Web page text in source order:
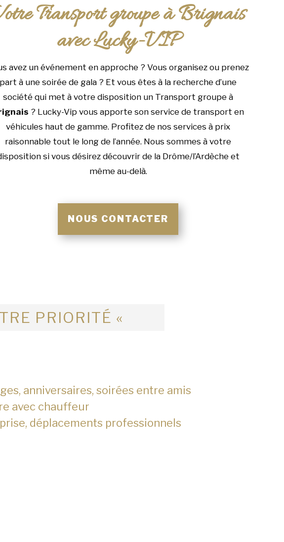
Transport groupe à Brignais
avec Lucky-VIP
avez un événement en approche ? Vous organisez ou prenez
part à une soirée de gala ? Et vous êtes à la recherche d’une
société qui met à votre disposition un Transport groupe à
? Lucky-Vip vous apporte son service de transport en
véhicules haut de gamme. Profitez de nos services à prix
raisonnable tout le long de l’année. Nous sommes à votre
si vous désirez découvrir de la Drôme/l’Ardèche et
même au-delà.
NOUS CONTACTER
PRIORITÉ «
anniversaires, soirées entre amis
avec chauffeur
déplacements professionnels